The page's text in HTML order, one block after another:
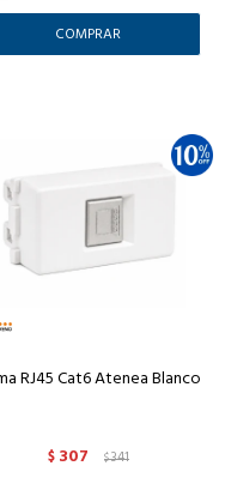
RJ45 Cat6 Atenea Blanco
$ 307 $341